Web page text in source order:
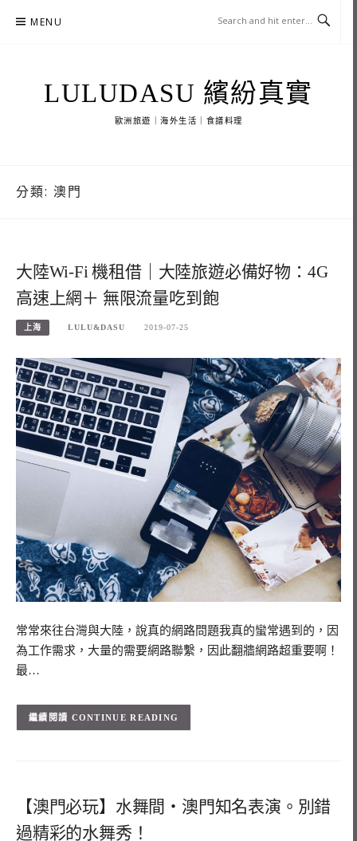
MENU
LULUDASU 繽紛真實
歐洲旅遊｜海外生活｜食譜料理
分類: 澳門
大陸Wi-Fi 機租借｜大陸旅遊必備好物：4G
高速上網＋ 無限流量吃到飽
上海 LULU&DASU 2019-07-25
常常來往台灣與大陸，說真的網路問題我真的蠻常遇到的，因
為工作需求，大量的需要網路聯繫，因此翻牆網路超重要啊！
最…
CONTINUE READING
【澳門必玩】水舞間‧澳門知名表演。別錯
過精彩的水舞秀！